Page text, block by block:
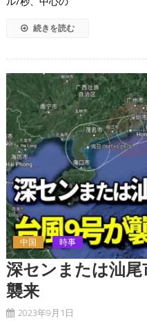
続きを読む
中国 時事
深センまたは汕
襲来
2023年9月1日